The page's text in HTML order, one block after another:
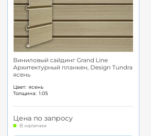
Виниловый сайдинг Grand Line
Архитектурный планкен, Design Tundra
ясень
Цвет: ясень
Толщина: 1.05
Цена по запросу
В наличии